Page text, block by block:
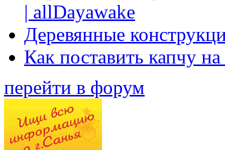
| allDayawake
Деревянные
Как поставить капчу
перейти в форум